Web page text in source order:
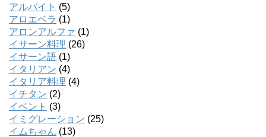
アルバイト (5)
アロエベラ (1)
アロンアルファ (1)
イサーン料理 (26)
イサーン語 (1)
イタリアン (4)
イタリア料理 (4)
イチタン (2)
イベント (3)
イミグレーション (25)
イムちゃん (13)